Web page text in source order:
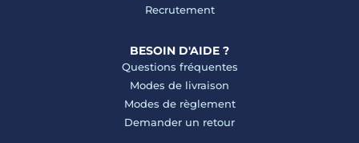
Recrutement
BESOIN D'AIDE ?
Questions fréquentes
Modes de livraison
Modes de règlement
Demander un retour